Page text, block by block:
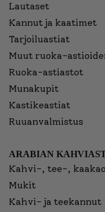
Lautaset
Kannut ja kaatimet
Tarjoiluastiat
Muut ruoka-
Ruoka-astiastot
Munakupit
Kastikeastiat
Ruuanvalmistus
ARABIAN
Kahvi-, tee-,
Mukit
Kahvi- ja teekannut